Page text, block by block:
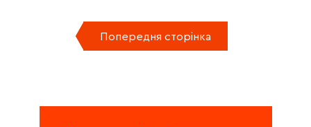
Попередня сторінка